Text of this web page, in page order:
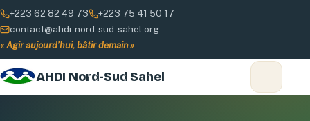
+223 62 82 49 73
+223 75 41 50 17
contact@ahdi-nord-sud-sahel.org
« Agir aujourd’hui, bâtir demain »
AHDI Nord-Sud Sahel